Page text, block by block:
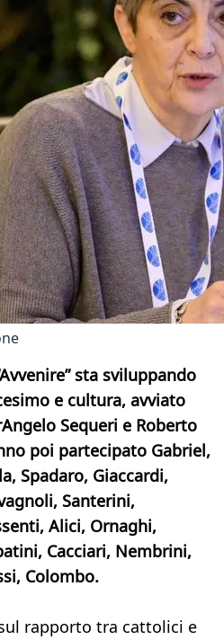
sta sviluppando
e cultura, avviato
Sequeri e Roberto
poi partecipato Gabriel,
Spadaro, Giaccardi,
Santerini,
Alici, Ornaghi,
Cacciari, Nembrini,
Colombo.
rapporto tra cattolici e